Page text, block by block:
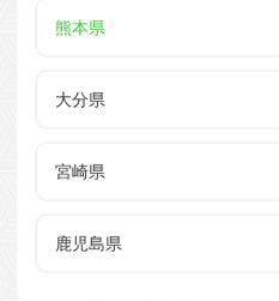
熊本県
大分県
宮崎県
鹿児島県